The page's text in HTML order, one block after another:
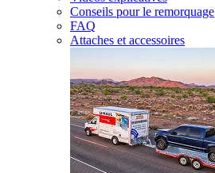
Conseils pour le remorquage
FAQ
Attaches et accessoires